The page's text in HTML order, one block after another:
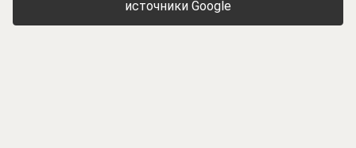
источники Google